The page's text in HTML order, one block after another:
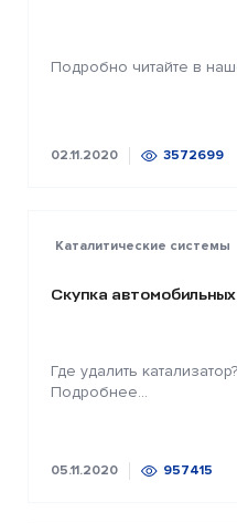
Подробно читайте в
02.11.2020 3572699
Каталитические системы
Скупка
Где удалить
Подробнее...
05.11.2020 957415